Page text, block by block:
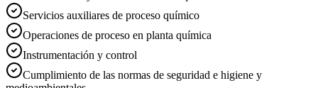
Servicios auxiliares de proceso químico
Operaciones de proceso en planta química
Instrumentación y control
Cumplimiento de las normas de seguridad e higiene y